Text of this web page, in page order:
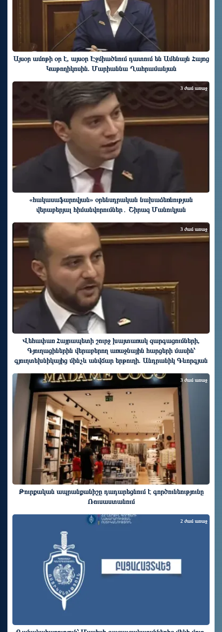
Այսօր ամոթի օր է, այսօր Էջմիածնում դատում են Ամենայն Հայոց
Կաթողիկոսին. Մարիաննա Ղահրամանյան
«հակասաֆարովյան» օրենսդրական նախաձեռնության
վերաբերյալ հիմանվորումներ․ Շիրազ Մանուկյան
3 ժամ առաջ
Վեհափառ Հայրապետի շուրջ խայտառակ զարգացումների,
Գյուղացիներին վերաբերող առաջնային հարցերի մասին՝
գյուղտեխնիկայից մինչև անվճար երթուղի. Անդրանիկ Գևորգյան
3 ժամ առաջ
Թուրքական ապրանքանիշը դադարեցնում է գործունեությունը
Ռուսաստանում
3 ժամ առաջ
2 ժամ առաջ